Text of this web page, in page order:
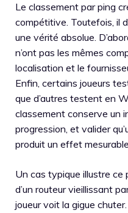
Le classement par ping
compétitive. Toutefois, il
une vérité absolue.
n’ont pas les mêmes
localisation et le
Enfin, certains joueurs
que d’autres testent en
classement conserve un
progression, et valider
produit un effet
Un cas typique illustre
d’un routeur vieillissant
joueur voit la gigue